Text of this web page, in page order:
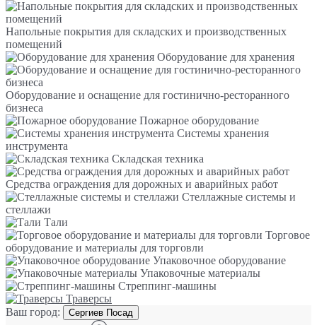
Напольные покрытия для складских и производственных
помещений
Оборудование для хранения
Оборудование и оснащение для гостинично-ресторанного
бизнеса
Пожарное оборудование
Системы хранения
инструмента
Складская техника
Средства ограждения для дорожных и аварийных работ
Стеллажные системы и
стеллажи
Тали
Торговое
оборудование и материалы для торговли
Упаковочное оборудование
Упаковочные материалы
Стреппинг-машины
Траверсы
Ваш город:
Сергиев Посад